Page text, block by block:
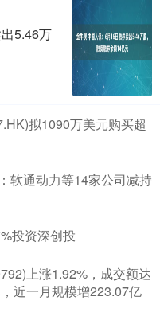
5.46万
拟1090万美元购买超
软通动力等14家公司减持
投资深创投
上涨1.92%，成交额达
近一月规模增223.07亿